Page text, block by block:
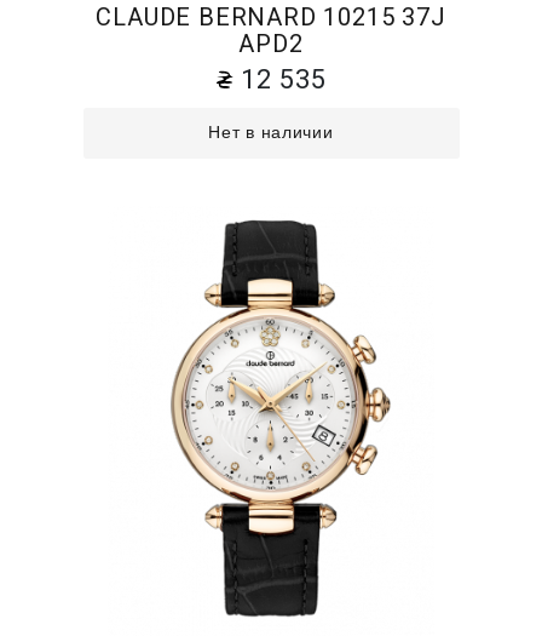
CLAUDE BERNARD 10215 37J
APD2
12 535
Нет в наличии